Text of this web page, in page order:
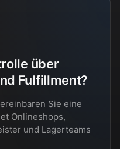
über
Fulfillment?
Sie eine
Onlineshops,
und Lagerteams